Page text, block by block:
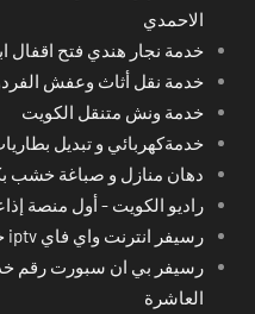
الاحمدي
خدمة نجار هندي فتح اقفال
خدمة نقل أثاث وعفش
خدمة ونش متنقل الكويت
خدمةكهربائي و تبديل
دهان منازل و صباغة خشب
راديو الكويت - أول منصة
رسيفر انترنت واي فاي iptv خدمة فني ستلايت المنقف
رسيفر بي ان سبورت رقم
العاشرة